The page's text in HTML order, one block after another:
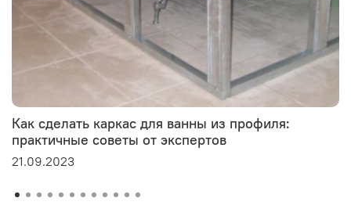
Как сделать каркас для ванны из профиля:
практичные советы от экспертов
21.09.2023